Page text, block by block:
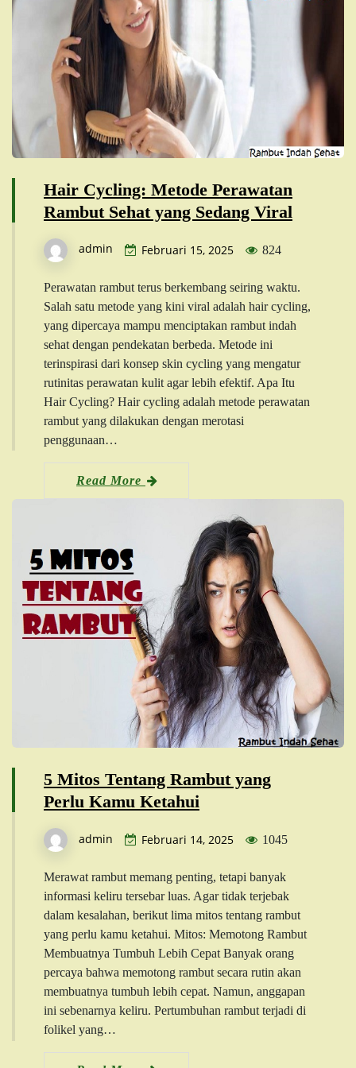
Hair Cycling: Metode Perawatan
Rambut Sehat yang Sedang Viral
admin Februari 15, 2025 824
Perawatan rambut terus berkembang seiring waktu.
Salah satu metode yang kini viral adalah hair cycling,
yang dipercaya mampu menciptakan rambut indah
sehat dengan pendekatan berbeda. Metode ini
terinspirasi dari konsep skin cycling yang mengatur
rutinitas perawatan kulit agar lebih efektif. Apa Itu
Hair Cycling? Hair cycling adalah metode perawatan
rambut yang dilakukan dengan merotasi
penggunaan…
Read More
5 Mitos Tentang Rambut yang
Perlu Kamu Ketahui
admin Februari 14, 2025 1045
Merawat rambut memang penting, tetapi banyak
informasi keliru tersebar luas. Agar tidak terjebak
dalam kesalahan, berikut lima mitos tentang rambut
yang perlu kamu ketahui. Mitos: Memotong Rambut
Membuatnya Tumbuh Lebih Cepat Banyak orang
percaya bahwa memotong rambut secara rutin akan
membuatnya tumbuh lebih cepat. Namun, anggapan
ini sebenarnya keliru. Pertumbuhan rambut terjadi di
folikel yang…